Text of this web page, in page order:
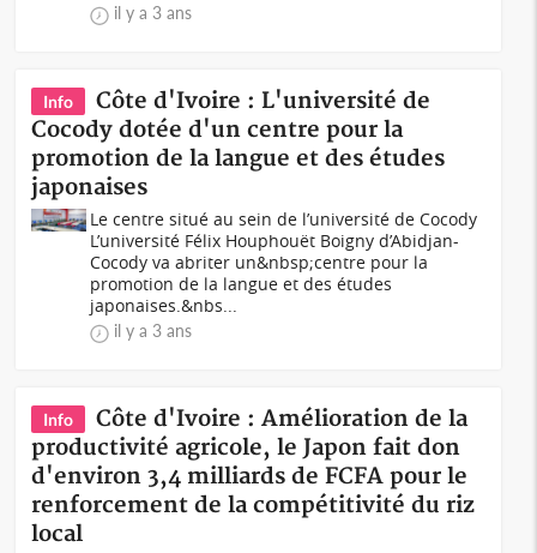
il y a 3 ans
Info
Côte d'Ivoire : L'université de
Cocody dotée d'un centre pour la
promotion de la langue et des études
japonaises
Le centre situé au sein de l’université de Cocody
L’université Félix Houphouët Boigny d’Abidjan-
Cocody va abriter un&nbsp;centre pour la
promotion de la langue et des études
japonaises.&nbs...
il y a 3 ans
Info
Côte d'Ivoire : Amélioration de la
productivité agricole, le Japon fait don
d'environ 3,4 milliards de FCFA pour le
renforcement de la compétitivité du riz
local